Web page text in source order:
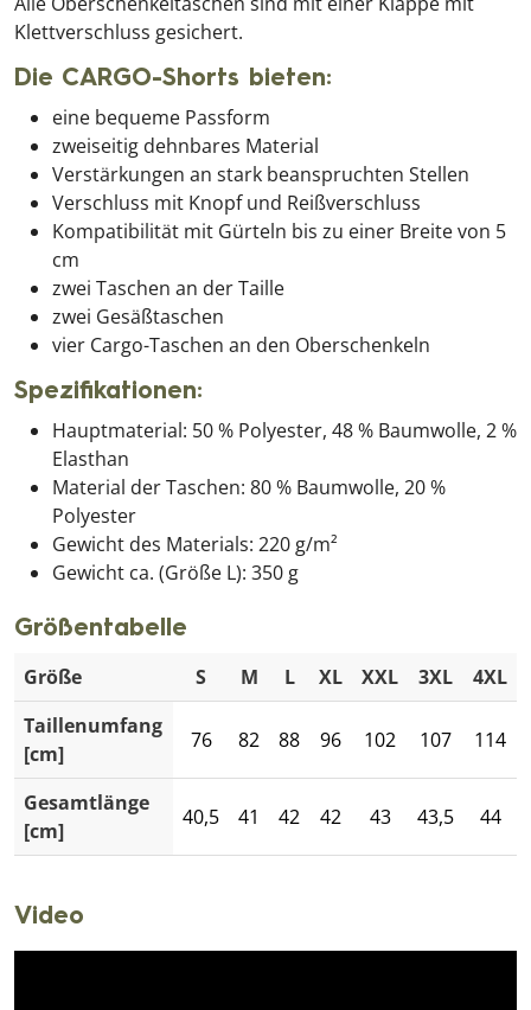
Klettverschluss gesichert.
Die CARGO-Shorts bieten:
eine bequeme Passform
zweiseitig dehnbares Material
Verstärkungen an stark beanspruchten Stellen
Verschluss mit Knopf und Reißverschluss
Kompatibilität mit Gürteln bis zu einer Breite von 5
cm
zwei Taschen an der Taille
zwei Gesäßtaschen
vier Cargo-Taschen an den Oberschenkeln
Spezifikationen:
Hauptmaterial: 50 % Polyester, 48 % Baumwolle, 2 %
Elasthan
Material der Taschen: 80 % Baumwolle, 20 %
Polyester
Gewicht des Materials: 220 g/m²
Gewicht ca. (Größe L): 350 g
Größentabelle
Größe S M L XL XXL 3XL
4XL
Taillenumfang
[cm]
76 82 88 96 102 107 114
Gesamtlänge
[cm]
40,5 41 42 42 43 43,5 44
Video